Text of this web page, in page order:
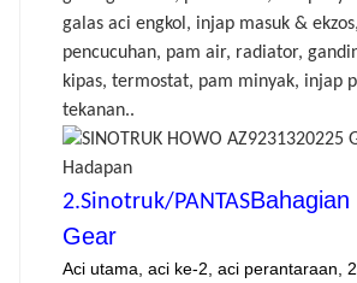
galas aci engkol, injap masuk &
pencucuhan, pam air, radiator,
kipas, termostat, pam minyak, injap
tekanan..
2.Sinotruk/PANTASBahagian
Gear
Aci utama, aci ke-2, aci perantaraan,